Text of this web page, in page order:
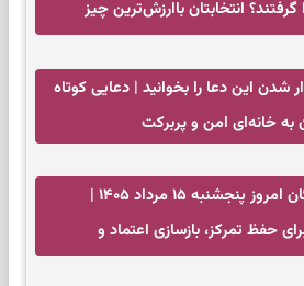
انتخابتان باارزش‌ترین چیز
شدن این دعا را بخوانید | دعایی کوتاه
به خانه‌ای امن و پربرکت
فال فرشتگان امروز پنجشنبه ۱۵ مرداد ۱۴۰۵ |
حفظ تمرکز، بازسازی اعتماد و